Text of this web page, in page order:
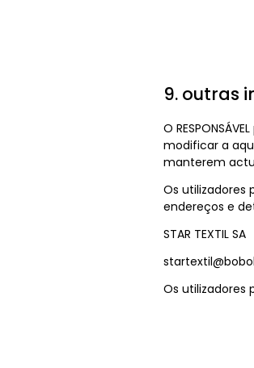
9. outras
O
modificar a
manterem
Os utilizadores
endereços e
STAR TEXTIL SA
Os utilizadores